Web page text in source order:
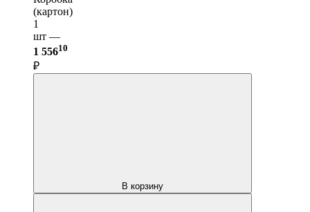
(картон)
1
шт —
1 55610
₽
В корзину